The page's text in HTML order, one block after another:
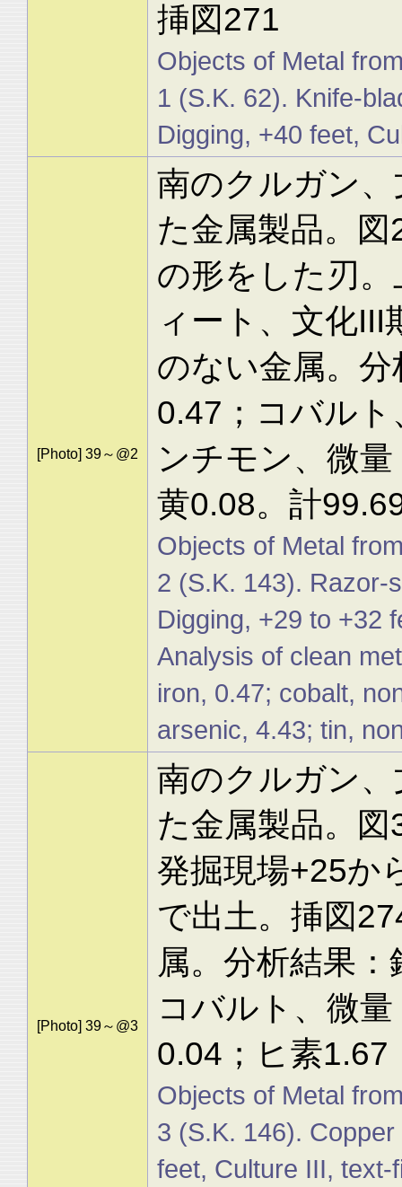
挿図271
Objects of Metal
1 (S.K. 62). Knife-
Digging, +40 feet,
[Photo] 39～@2
南のクルガン
た金属製品。
の形をした刃
ィート、文化
のない金属。
0.47；コバル
ンチモン、微
黄0.08。計
Objects of Metal
2 (S.K. 143). Razor-
Digging, +29 to +32
Analysis of clean
iron, 0.47; cobalt,
arsenic, 4.43; tin,
[Photo] 39～@3
南のクルガン
た金属製品。
発掘現場+25か
で出土。挿図
属。分析結果
コバルト、微
0.04；ヒ素1.67
Objects of Metal
3 (S.K. 146).
feet, Culture III, text-